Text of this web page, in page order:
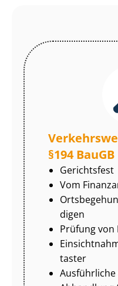
§194 BauGB
Gerichtsfest
Vom
di­gen
Prüfung von
tas­ter